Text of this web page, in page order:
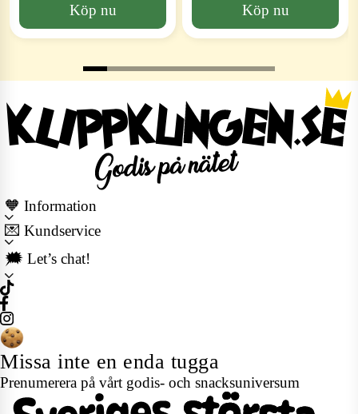
Köp nu Köp nu
🧡 Information
💌 Kundservice
🗯️ Let’s chat!
Missa inte en enda tugga
Prenumerera på vårt godis- och snacksuniversum